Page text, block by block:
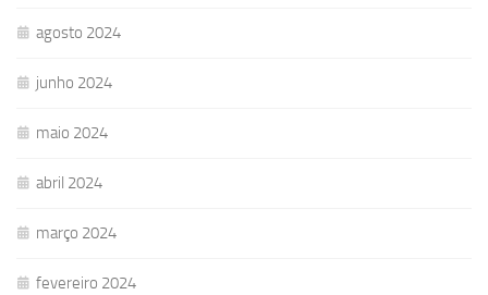
agosto 2024
junho 2024
maio 2024
abril 2024
março 2024
fevereiro 2024